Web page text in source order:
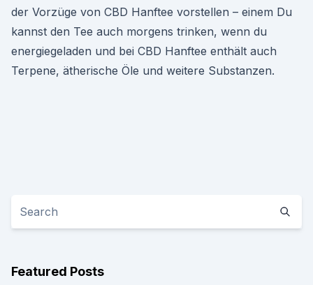
der Vorzüge von CBD Hanftee vorstellen – einem Du
kannst den Tee auch morgens trinken, wenn du
energiegeladen und bei CBD Hanftee enthält auch
Terpene, ätherische Öle und weitere Substanzen.
Featured Posts